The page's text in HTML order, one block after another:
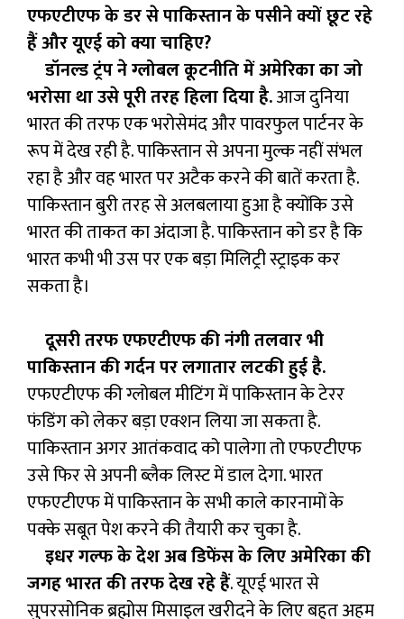
एफएटीएफ के डर से पाकिस्तान के पसीने क्यों छूट रहे
हैं और यूएई को क्या चाहिए?
डॉनल्ड ट्रंप ने ग्लोबल कूटनीति में अमेरिका का जो
भरोसा था उसे पूरी तरह हिला दिया है.आज दुनिया
भारत की तरफ एक भरोसेमंद और पावरफुल पार्टनर के
रूप में देख रही है. पाकिस्तान से अपना मुल्क नहीं संभल
रहा है और वह भारत पर अटैक करने की बातें करता है.
पाकिस्तान बुरी तरह से अलबलाया हुआ है क्योंकि उसे
भारत की ताकत का अंदाजा है. पाकिस्तान को डर है कि
भारत कभी भी उस पर एक बड़ा मिलिट्री स्ट्राइक कर
सकता है।
दूसरी तरफ एफएटीएफ की नंगी तलवार भी
पाकिस्तान की गर्दन पर लगातार लटकी हुई है.
एफएटीएफ की ग्लोबल मीटिंग में पाकिस्तान के टेरर
फंडिंग को लेकर बड़ा एक्शन लिया जा सकता है.
पाकिस्तान अगर आतंकवाद को पालेगा तो एफएटीएफ
उसे फिर से अपनी ब्लैक लिस्ट में डाल देगा. भारत
एफएटीएफ में पाकिस्तान के सभी काले कारनामों के
पक्के सबूत पेश करने की तैयारी कर चुका है.
इधर गल्फ के देश अब डिफेंस के लिए अमेरिका की
जगह भारत की तरफ देख रहे हैं. यूएई भारत से
सुपरसोनिक ब्रह्मोस मिसाइल खरीदने के लिए बहुत अहम